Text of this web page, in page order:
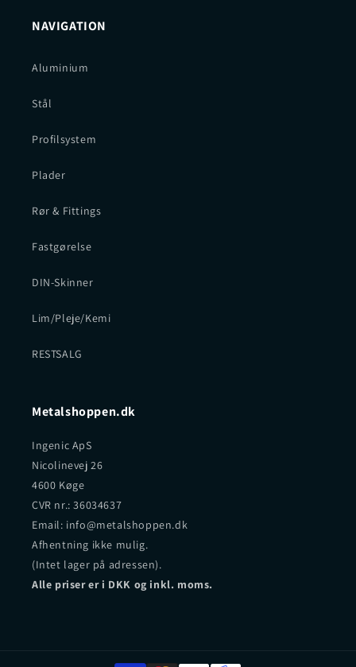
NAVIGATION
Aluminium
Stål
Profilsystem
Plader
Rør & Fittings
Fastgørelse
DIN-Skinner
Lim/Pleje/Kemi
RESTSALG
Metalshoppen.dk
Ingenic ApS
Nicolinevej 26
4600 Køge
CVR nr.: 36034637
Email: info@metalshoppen.dk
Afhentning ikke mulig.
(Intet lager på adressen).
Alle priser er i DKK og inkl. moms.